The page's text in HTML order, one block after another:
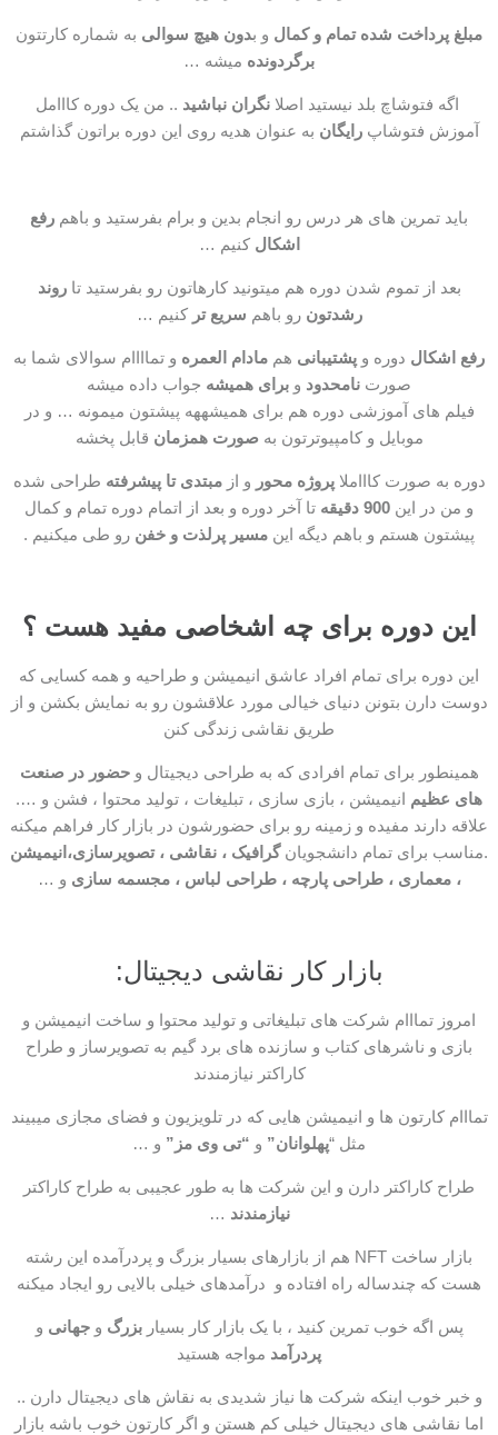
مبلغ پرداخت شده تمام و کمال و بدون هیچ سوالی به شماره کارتتون
برگردونده میشه …
اگه فتوشاچ بلد نیستید اصلانگران نباشید .. من یک دوره کااامل
آموزش فتوشاپرایگان به عنوان هدیه روی این دوره براتون گذاشتم
باید تمرین های هر درس رو انجام بدین و برام بفرستید و باهم رفع
اشکال کنیم …
بعد از تموم شدن دوره هم میتونید کارهاتون رو بفرستید تاروند
رشدتون رو باهم سریع تر کنیم …
رفع اشکال دوره و پشتیبانی هم مادام العمره و تماااام سوالای شما به
صورت نامحدود و برای همیشه جواب داده میشه
فیلم های آموزشی دوره هم برای همیشههه پیشتون میمونه … و در
موبایل و کامپیوترتون بهصورت همزمان قابل پخشه
دوره به صورت کاااملاپروژه محور و ازمبتدی تا پیشرفته طراحی شده
و من در این 900 دقیقه
تا آخر دوره و بعد از اتمام دوره تمام و کمال
پیشتون هستم و باهم دیگه این مسیر پرلذت و خفن رو طی میکنیم .
این دوره برای چه اشخاصی مفید هست ؟
این دوره برای تمام افراد عاشق انیمیشن و طراحیه و همه کسایی که
دوست دارن بتونن دنیای خیالی مورد علاقشون رو به نمایش بکشن و از
طریق نقاشی زندگی کنن
همینطور برای تمام افرادی که به طراحی دیجیتال وحضور در صنعت
های عظیم انیمیشن ، بازی سازی ، تبلیغات ، تولید محتوا ، فشن و ….
علاقه دارند مفیده و زمینه رو برای حضورشون در بازار کار فراهم میکنه
.مناسب برای تمام دانشجویانگرافیک ، نقاشی ، تصویرسازی،انیمیشن
، معماری ، طراحی پارچه ، طراحی لباس ، مجسمه سازی و …
بازار کار نقاشی دیجیتال:
امروز تمااام شرکت های تبلیغاتی و تولید محتوا و ساخت انیمیشن و
بازی و ناشرهای کتاب و سازنده های برد گیم به تصویرساز و طراح
کاراکتر نیازمندند
تمااام کارتون ها و انیمیشن هایی که در تلویزیون و فضای مجازی میبیند
مثل “پهلوانان” و “تی وی مز” و …
طراح کاراکتر دارن و این شرکت ها به طور عجیبی به طراح کاراکتر
نیازمندند …
بازار ساخت NFT هم از بازارهای بسیار بزرگ و پردرآمده این رشته
هست که چندساله راه افتاده و درآمدهای خیلی بالایی رو ایجاد میکنه
پس اگه خوب تمرین کنید ، با یک بازار کار بسیاربزرگ وجهانی و
پردرآمد مواجه هستید
و خبر خوب اینکه شرکت ها نیاز شدیدی به نقاش های دیجیتال دارن ..
اما نقاشی های دیجیتال خیلی کم هستن و اگر کارتون خوب باشه بازار